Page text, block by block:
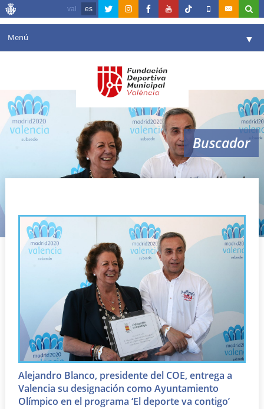
val es
Menú ▼
Agenda
Instalaciones ▼
Comunicación ▼
Valencia en deporte
Reservas
Buscador
ayuntamiento olimpico
Alejandro Blanco, presidente del COE, entrega a
Valencia su designación como Ayuntamiento
Olímpico en el programa ‘El deporte va contigo’